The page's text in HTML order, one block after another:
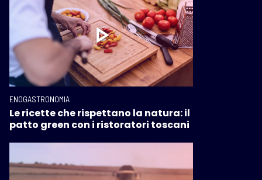
ENOGASTRONOMIA
Le ricette che rispettano la natura: il
patto green con i ristoratori toscani